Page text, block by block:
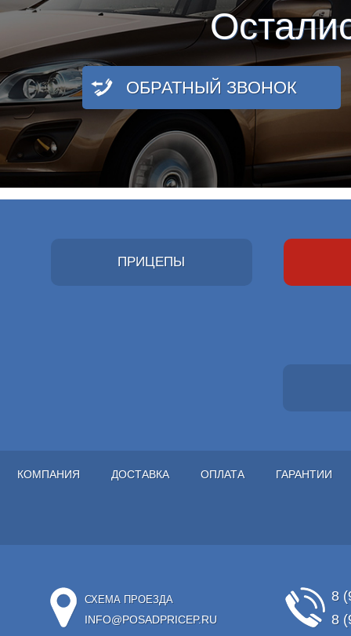
ОБРАТНЫЙ ЗВОНОК
ПРИЦЕПЫ
КОМПАНИЯ ДОСТАВКА ОПЛАТА ГАРАНТИИ
СХЕМА ПРОЕЗДА
INFO@POSADPRICEP.RU
8
8